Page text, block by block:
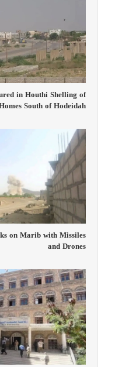
in Houthi Shelling of
South of Hodeidah
on Marib with Missiles
and Drones